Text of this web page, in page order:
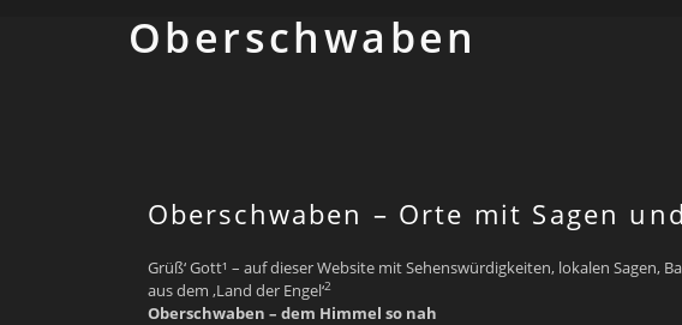
Ober­schwaben
Oberschwaben – Orte mit Sagen
Grüß‘ Gott¹ – auf dieser Website mit Sehenswürdigkeiten, lokalen
aus dem ‚Land der Engel‘2
Oberschwaben – dem Himmel so nah